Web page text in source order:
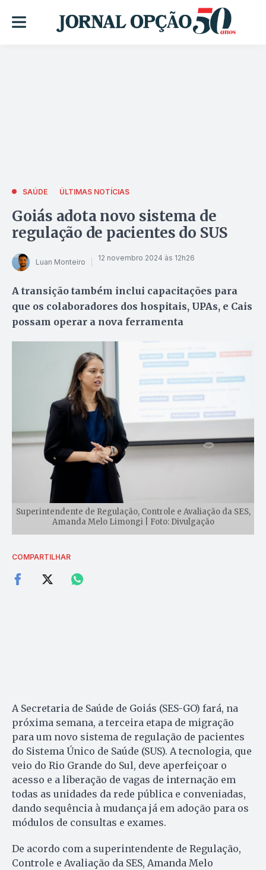
SAÚDE ÚLTIMAS NOTÍCIAS
Goiás adota novo sistema de
regulação de pacientes do SUS
Luan Monteiro 12 novembro 2024 às 12h26
A transição também inclui capacitações para
que os colaboradores dos hospitais, UPAs, e Cais
possam operar a nova ferramenta
Superintendente de Regulação, Controle e Avaliação da SES,
Amanda Melo Limongi | Foto: Divulgação
COMPARTILHAR
A Secretaria de Saúde de Goiás (SES-GO) fará, na
próxima semana, a terceira etapa de migração
para um novo sistema de regulação de pacientes
do Sistema Único de Saúde (SUS). A tecnologia, que
veio do Rio Grande do Sul, deve aperfeiçoar o
acesso e a liberação de vagas de internação em
todas as unidades da rede pública e conveniadas,
dando sequência à mudança já em adoção para os
módulos de consultas e exames.
De acordo com a superintendente de Regulação,
Controle e Avaliação da SES, Amanda Melo